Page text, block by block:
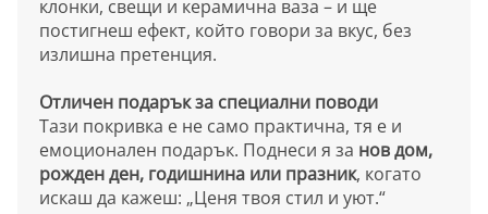
клонки, свещи и керамична ваза – и ще
постигнеш ефект, който говори за вкус, без
излишна претенция.
Отличен подарък за специални поводи
Тази покривка е не само практична, тя е и
емоционален подарък. Поднеси я за нов дом,
рожден ден, годишнина или празник, когато
искаш да кажеш: „Ценя твоя стил и уют.“